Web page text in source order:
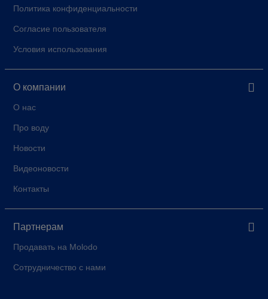
Политика конфиденциальности
Согласие пользователя
Условия использования
О компании
О нас
Про воду
Новости
Видеоновости
Контакты
Партнерам
Продавать на Molodo
Сотрудничество с нами